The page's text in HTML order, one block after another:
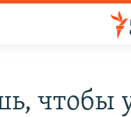
чтобы